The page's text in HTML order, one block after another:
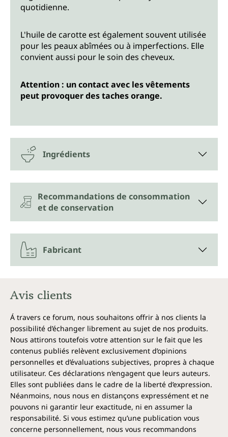
quotidienne.
L'huile de carotte est également souvent utilisée
pour les peaux abîmées ou à imperfections. Elle
convient aussi pour le soin des cheveux.
Attention : un contact avec les vêtements
peut provoquer des taches orange.
Ingrédients
Recommandations de consommation
et de conservation
Fabricant
Avis clients
Á travers ce forum, nous souhaitons offrir à nos clients la
possibilité d’échanger librement au sujet de nos produits.
Nous attirons toutefois votre attention sur le fait que les
contenus publiés relèvent exclusivement d’opinions
personnelles et d’évaluations subjectives, propres à chaque
utilisateur. Ces déclarations n’engagent que leurs auteurs.
Elles sont publiées dans le cadre de la liberté d’expression.
Néanmoins, nous nous en distançons expressément et ne
pouvons ni garantir leur exactitude, ni en assumer la
responsabilité. Si vous estimez qu’une publication vous
concerne personnellement, nous vous recommandons